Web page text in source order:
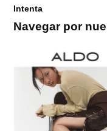
Intenta
Navegar por